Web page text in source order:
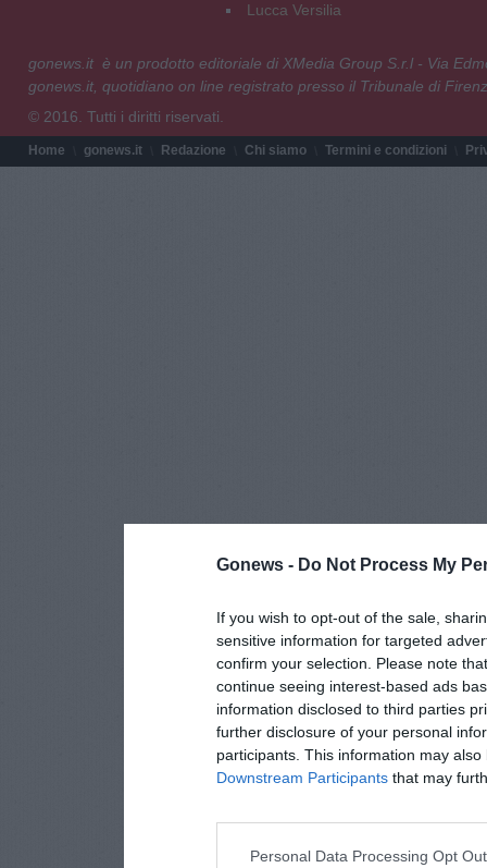
Gonews - Do Not Process My
If you wish to opt-out of the sale,
sensitive information for targeted
confirm your selection. Please note
continue seeing interest-based ads
information disclosed to third parties
further disclosure of your personal
participants. This information may
Downstream Participants that may
Personal Data Processing Opt
Lucca Versilia
gonews.it è un prodotto editoriale di XMedia Group S.r.l - Via
gonews.it, quotidiano on line registrato presso il Tribunale di
© 2016. Tutti i diritti riservati.
Home gonews.it Redazione Chi siamo Termini e condizioni